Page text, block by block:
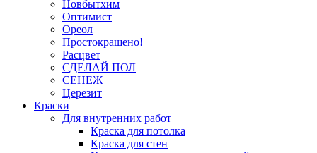
Новбытхим
Оптимист
Ореол
Простокрашено!
Расцвет
СДЕЛАЙ ПОЛ
СЕНЕЖ
Церезит
Краски
Для внутренних работ
Краска для потолка
Краска для стен